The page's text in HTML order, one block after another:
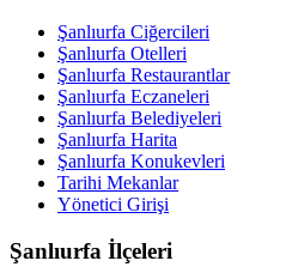
Şanlıurfa Ciğercileri
Şanlıurfa Otelleri
Şanlıurfa Restaurantlar
Şanlıurfa Eczaneleri
Şanlıurfa Belediyeleri
Şanlıurfa Harita
Şanlıurfa Konukevleri
Tarihi Mekanlar
Yönetici Girişi
Şanlıurfa İlçeleri